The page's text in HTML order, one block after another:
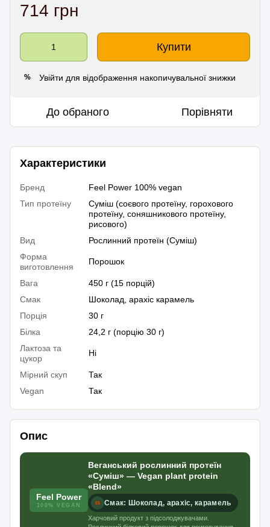
714 грн
Купити
% Увійти для відображення накопичувальної знижки
До обраного Порівняти
Характеристики
Бренд
Feel Power 100% vegan
Тип протеїну
Суміш (соєвого протеїну, горохового
протеїну, соняшникового протеїну,
рисового)
Вид
Рослинний протеїн (Суміш)
Форма
виготовлення
Порошок
Вага
450 г (15 порцій)
Смак
Шоколад, арахіс карамель
Порція
30 г
Білка
24,2 г (порцію 30 г)
Лактоза та
цукор
Ні
Мірний скуп
Так
Vegan
Так
Опис
Feel Power
100% VEGAN
Веганський рослинний протеїн
«Суміш» — Vegan plant protein
«Blend»
Смак: Шоколад, арахіс, карамель
Харчовий продукт з підсолоджувачами.